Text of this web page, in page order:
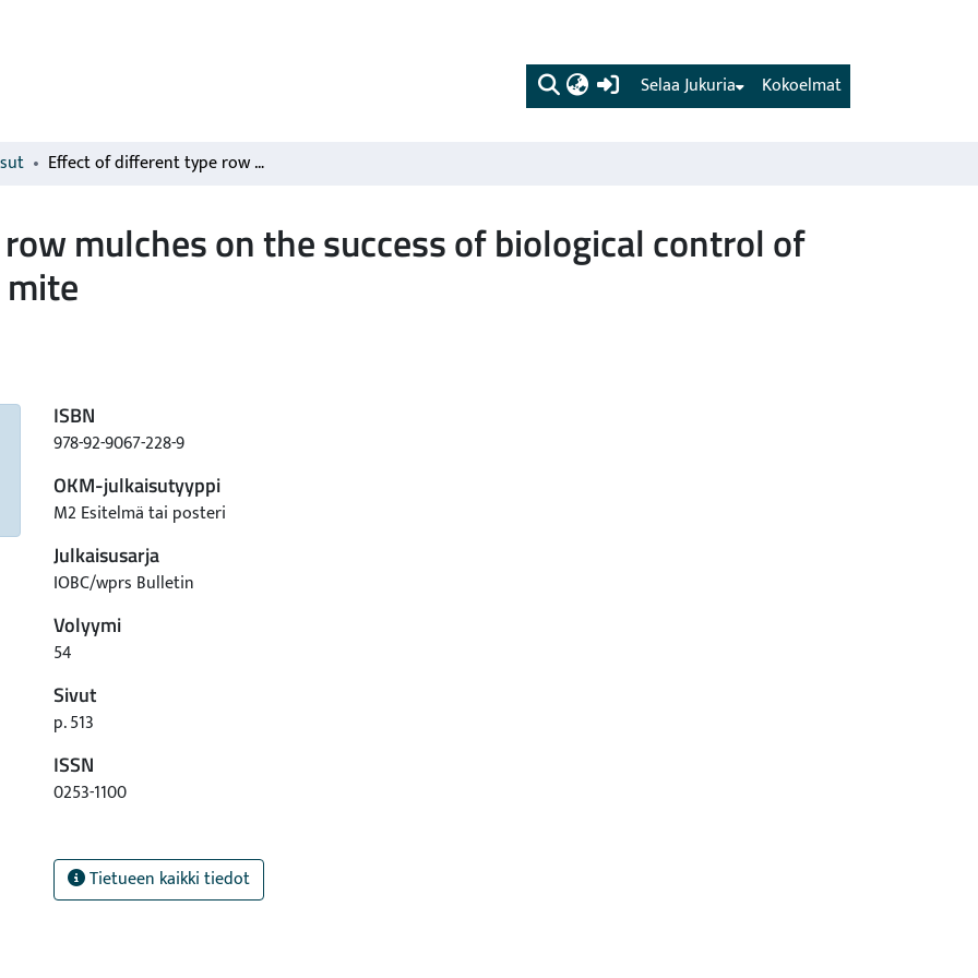
(current) Kokoelmat
Selaa Jukuria
Effect of different type row mulches on the success of biological control of strawberry tarsonemid mite
mulches on the success of biological control of
ISBN
978-92-9067-228-9
OKM-julkaisutyyppi
M2 Esitelmä tai posteri
Julkaisusarja
IOBC/wprs Bulletin
Volyymi
54
Sivut
p. 513
ISSN
0253-1100
Tietueen kaikki tiedot